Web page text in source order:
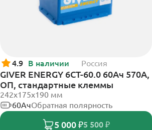
4.9 В наличии Россия
GIVER ENERGY 6СТ-60.0 60Ач 570А,
ОП, стандартные клеммы
242х175х190 мм
60АчОбратная полярность
5 000 ₽5 500 ₽